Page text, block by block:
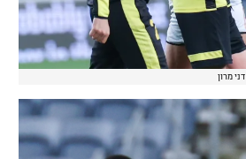
דני מרון